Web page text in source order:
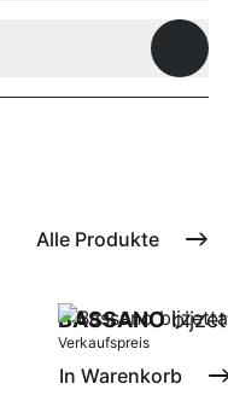
Alle Produkte
BASSANO
Verkaufspreis
In Warenkorb